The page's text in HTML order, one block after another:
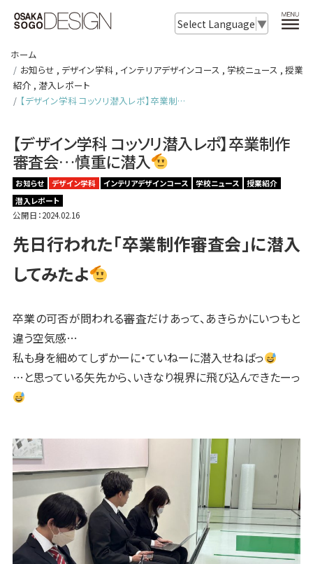
Select Language ▼
ホーム
お知らせ , デザイン学科, インテリアデザインコース , 学校ニュース , 授業
紹介 , 潜入レポート
【デザイン学科 コッソリ潜入レポ】卒業制…
【デザイン学科 コッソリ潜入レポ】卒業制作
審査会…慎重に潜入
お知らせ デザイン学科 インテリアデザインコース 学校ニュース
授業紹介
潜入レポート
公開日：2024.02.16
先日行われた「卒業制作審査会」に潜入
してみたよ
卒業の可否が問われる審査だけあって、あきらかにいつもと
違う空気感…
私も身を細めてしずかーに・ていねーに潜入せねばっ
…と思っている矢先から、いきなり視界に飛び込んできたーっ